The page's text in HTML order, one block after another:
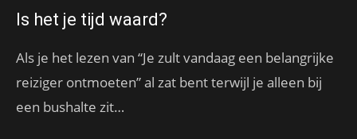
Is het je tijd waard?
Als je het lezen van “Je zult vandaag een belangrijke
reiziger ontmoeten” al zat bent terwijl je alleen bij
een bushalte zit…